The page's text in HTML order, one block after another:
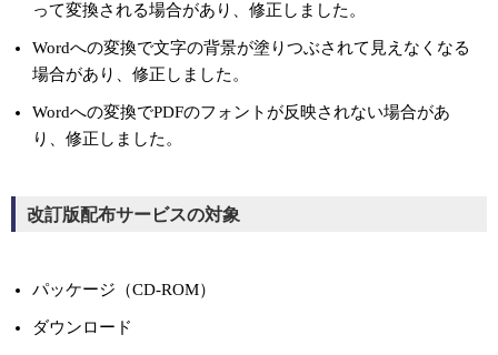
って変換される場合があり、修正しました。
Wordへの変換で文字の背景が塗りつぶされて見えなくなる
場合があり、修正しました。
Wordへの変換でPDFのフォントが反映されない場合があ
り、修正しました。
改訂版配布サービスの対象
パッケージ（CD-ROM）
ダウンロード